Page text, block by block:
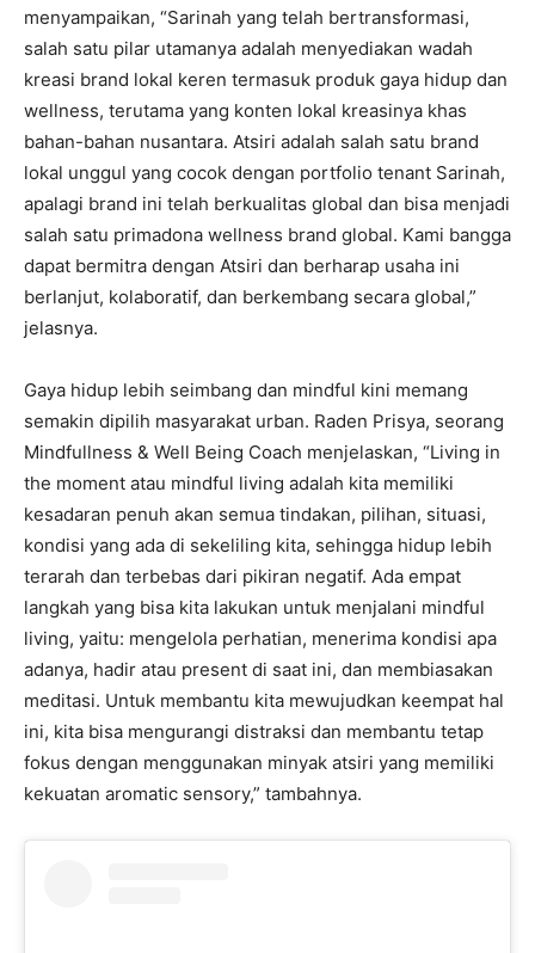
menyampaikan, “Sarinah yang telah bertransformasi,
salah satu pilar utamanya adalah menyediakan wadah
kreasi brand lokal keren termasuk produk gaya hidup dan
wellness, terutama yang konten lokal kreasinya khas
bahan-bahan nusantara. Atsiri adalah salah satu brand
lokal unggul yang cocok dengan portfolio tenant Sarinah,
apalagi brand ini telah berkualitas global dan bisa menjadi
salah satu primadona wellness brand global. Kami bangga
dapat bermitra dengan Atsiri dan berharap usaha ini
berlanjut, kolaboratif, dan berkembang secara global,”
jelasnya.
Gaya hidup lebih seimbang dan mindful kini memang
semakin dipilih masyarakat urban. Raden Prisya, seorang
Mindfullness & Well Being Coach menjelaskan, “Living in
the moment atau mindful living adalah kita memiliki
kesadaran penuh akan semua tindakan, pilihan, situasi,
kondisi yang ada di sekeliling kita, sehingga hidup lebih
terarah dan terbebas dari pikiran negatif. Ada empat
langkah yang bisa kita lakukan untuk menjalani mindful
living, yaitu: mengelola perhatian, menerima kondisi apa
adanya, hadir atau present di saat ini, dan membiasakan
meditasi. Untuk membantu kita mewujudkan keempat hal
ini, kita bisa mengurangi distraksi dan membantu tetap
fokus dengan menggunakan minyak atsiri yang memiliki
kekuatan aromatic sensory,” tambahnya.